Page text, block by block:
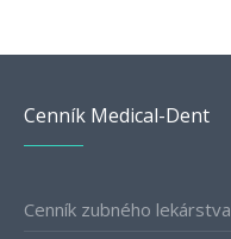
Cenník Medical-Dent
Cenník zubného lekárstva